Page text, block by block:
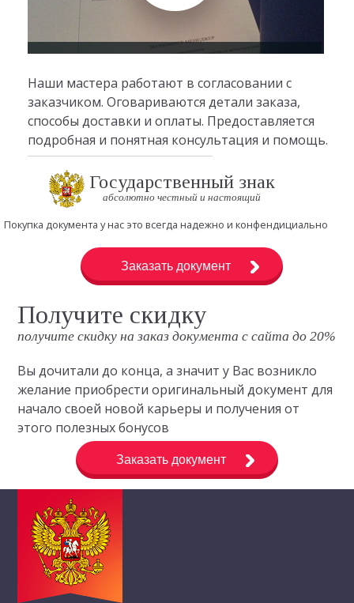
Наши мастера работают в согласовании с
заказчиком. Оговариваются детали заказа,
способы доставки и оплаты. Предоставляется
подробная и понятная консультация и помощь.
Государственный знак
абсолютно честный и настоящий
Покупка документа у нас это всегда надежно и конфендициально
Заказать документ
Получите скидку
получите скидку на заказ документа с сайта до 20%
Вы дочитали до конца, а значит у Вас возникло
желание приобрести оригинальный документ для
начало своей новой карьеры и получения от
этого полезных бонусов
Заказать документ